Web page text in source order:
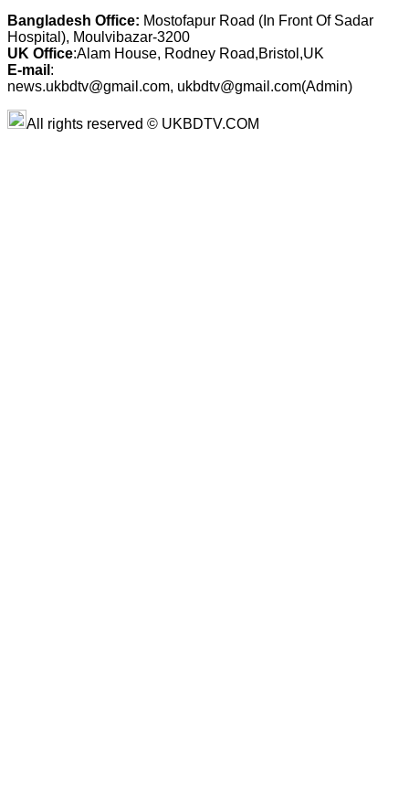
Bangladesh Office: Mostofapur Road (In Front Of Sadar
Hospital), Moulvibazar-3200
UK Office:Alam House, Rodney Road,Bristol,UK
E-mail :
news.ukbdtv@gmail.com, ukbdtv@gmail.com(Admin)
All rights reserved © UKBDTV.COM